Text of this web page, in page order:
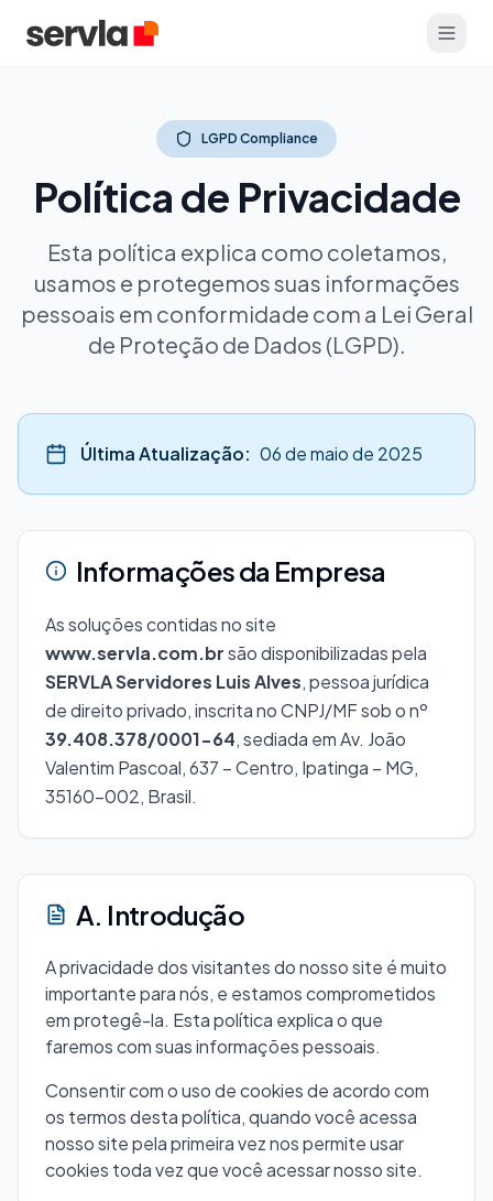
LGPD Compliance
Política de Privacidade
Esta política explica como coletamos,
usamos e protegemos suas informações
pessoais em conformidade com a Lei Geral
de Proteção de Dados (LGPD).
Última Atualização: 06 de maio de 2025
Informações da Empresa
As soluções contidas no site
www.servla.com.brsão disponibilizadas pela
SERVLA Servidores Luis Alves, pessoa jurídica
de direito privado, inscrita no CNPJ/MF sob o nº
39.408.378/0001-64, sediada em Av. João
Valentim Pascoal, 637 – Centro, Ipatinga – MG,
35160-002, Brasil.
A. Introdução
A privacidade dos visitantes do nosso site é muito
importante para nós, e estamos comprometidos
em protegê-la. Esta política explica o que
faremos com suas informações pessoais.
Consentir com o uso de cookies de acordo com
os termos desta política, quando você acessa
nosso site pela primeira vez nos permite usar
cookies toda vez que você acessar nosso site.